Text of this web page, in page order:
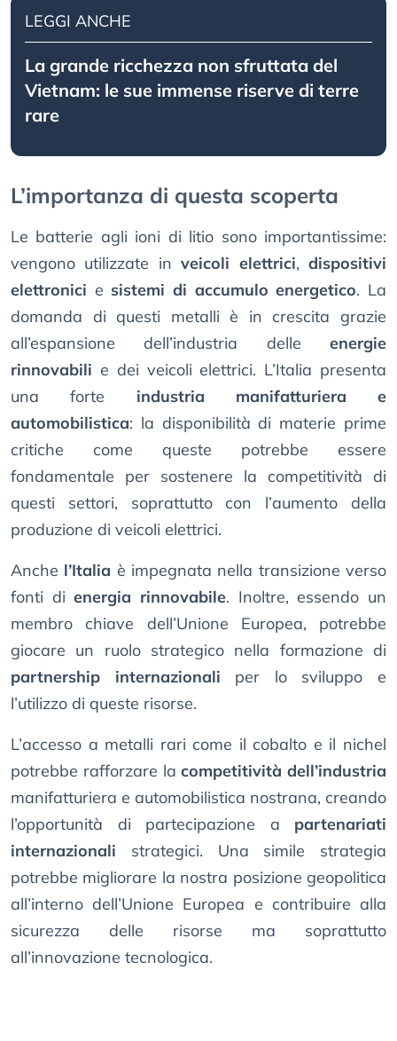
LEGGI ANCHE
La grande ricchezza non sfruttata del
Vietnam: le sue immense riserve di terre
rare
L’importanza di questa scoperta
Le batterie agli ioni di litio sono importantissime:
vengono utilizzate inveicoli elettrici,dispositivi
elettronici e sistemi di accumulo energetico. La
domanda di questi metalli è in crescita grazie
all’espansione dell’industria delle energie
rinnovabili e dei veicoli elettrici​. L’Italia presenta
una forte industria manifatturiera e
automobilistica: la disponibilità di materie prime
critiche come queste potrebbe essere
fondamentale per sostenere la competitività di
questi settori, soprattutto con l’aumento della
produzione di veicoli elettrici.
Anche l’Italia è impegnata nella transizione verso
fonti dienergia rinnovabile. Inoltre, essendo un
membro chiave dell’Unione Europea, potrebbe
giocare un ruolo strategico nella formazione di
partnership internazionali per lo sviluppo e
l’utilizzo di queste risorse.
L’accesso a metalli rari come il cobalto e il nichel
potrebbe rafforzare lacompetitività dell’industria
manifatturiera e automobilistica nostrana, creando
l’opportunità di partecipazione a partenariati
internazionali strategici. Una simile strategia
potrebbe migliorare la nostra posizione geopolitica
all’interno dell’Unione Europea e contribuire alla
sicurezza delle risorse ma soprattutto
all’innovazione tecnologica.